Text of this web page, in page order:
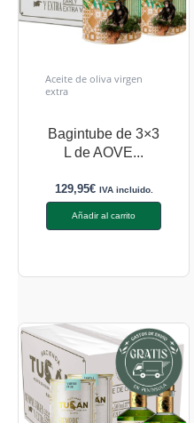
Aceite de oliva virgen
extra
Bagintube de 3×3
L de AOVE...
129,95€ IVA incluido.
Añadir al carrito